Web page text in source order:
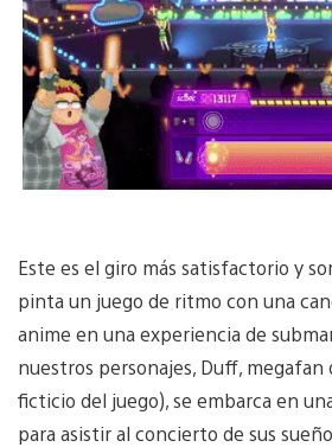
Este es el giro más satisfactorio y
pinta un juego de ritmo con una
anime en una experiencia de
nuestros personajes, Duff, megafan
ficticio del juego), se embarca en
para asistir al concierto de sus